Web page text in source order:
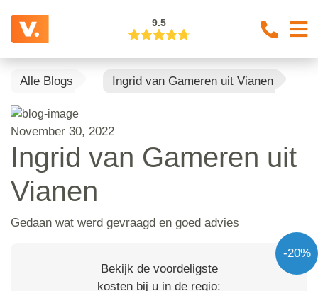
9.5
Alle Blogs Ingrid van Gameren uit Vianen
November 30, 2022
Ingrid van Gameren uit
Vianen
Gedaan wat werd gevraagd en goed advies
-20%
Bekijk de voordeligste
kosten bij u in de regio: